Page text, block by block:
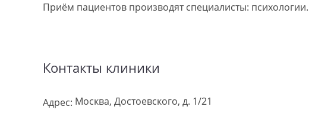
Приём пациентов производят специалисты: психологии.
Контакты клиники
Адрес: Москва, Достоевского, д. 1/21